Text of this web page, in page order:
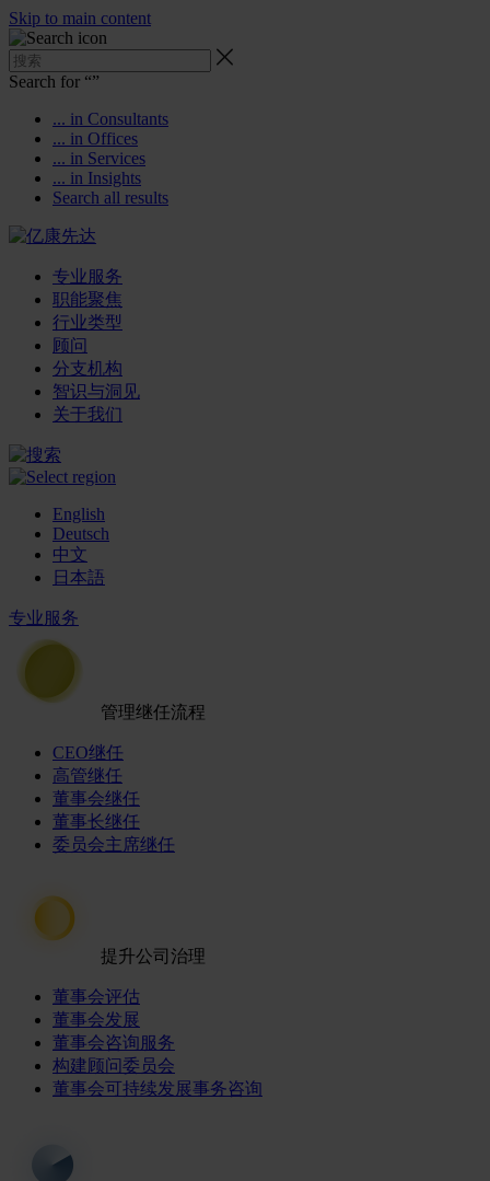
Skip to main content
Search for “”
... in Consultants
... in Offices
... in Services
... in Insights
Search all results
专业服务
职能聚焦
行业类型
顾问
分支机构
智识与洞见
关于我们
English
Deutsch
中文
日本語
专业服务
管理继任流程
CEO继任
高管继任
董事会继任
董事长继任
委员会主席继任
提升公司治理
董事会评估
董事会发展
董事会咨询服务
构建顾问委员会
董事会可持续发展事务咨询